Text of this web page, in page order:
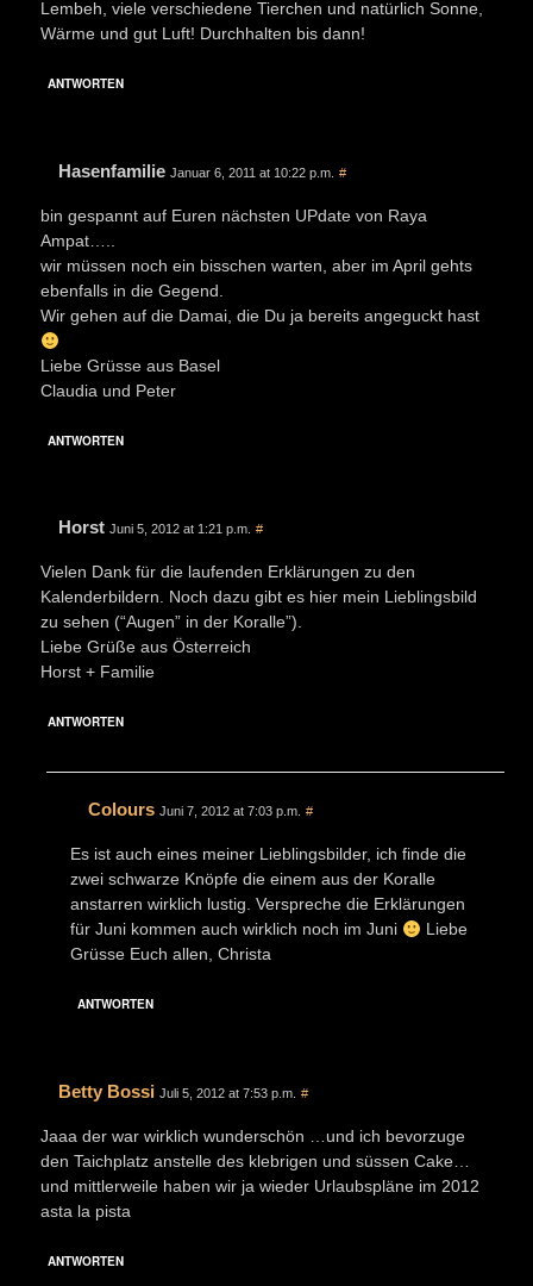
Lembeh, viele verschiedene Tierchen und natürlich Sonne,
Wärme und gut Luft! Durchhalten bis dann!
ANTWORTEN
Hasenfamilie Januar 6, 2011 at 10:22 p.m. #
bin gespannt auf Euren nächsten UPdate von Raya
Ampat…..
wir müssen noch ein bisschen warten, aber im April gehts
ebenfalls in die Gegend.
Wir gehen auf die Damai, die Du ja bereits angeguckt hast
Liebe Grüsse aus Basel
Claudia und Peter
ANTWORTEN
Horst Juni 5, 2012 at 1:21 p.m. #
Vielen Dank für die laufenden Erklärungen zu den
Kalenderbildern. Noch dazu gibt es hier mein Lieblingsbild
zu sehen (“Augen” in der Koralle”).
Liebe Grüße aus Österreich
Horst + Familie
ANTWORTEN
Colours Juni 7, 2012 at 7:03 p.m. #
Es ist auch eines meiner Lieblingsbilder, ich finde die
zwei schwarze Knöpfe die einem aus der Koralle
anstarren wirklich lustig. Verspreche die Erklärungen
für Juni kommen auch wirklich noch im Juni
Liebe
Grüsse Euch allen, Christa
ANTWORTEN
Betty Bossi Juli 5, 2012 at 7:53 p.m. #
Jaaa der war wirklich wunderschön …und ich bevorzuge
den Taichplatz anstelle des klebrigen und süssen Cake…
und mittlerweile haben wir ja wieder Urlaubspläne im 2012
asta la pista
ANTWORTEN